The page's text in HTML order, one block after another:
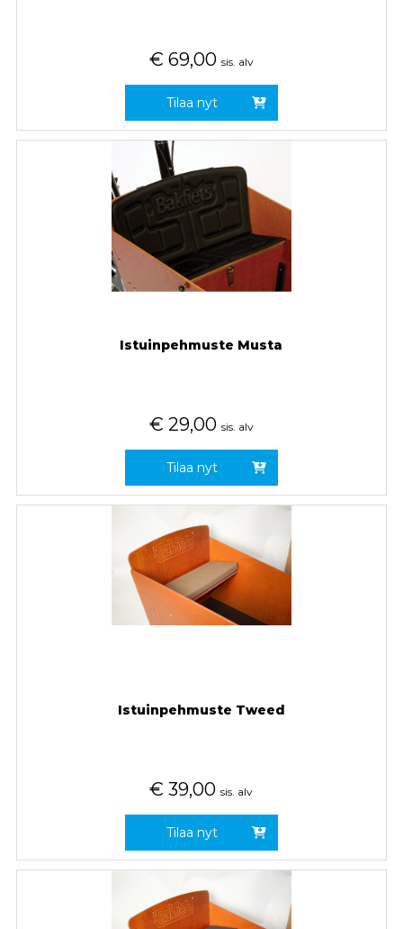
€ 69,00 sis. alv
Tilaa nyt
Istuinpehmuste Musta
€ 29,00 sis. alv
Tilaa nyt
Istuinpehmuste Tweed
€ 39,00 sis. alv
Tilaa nyt